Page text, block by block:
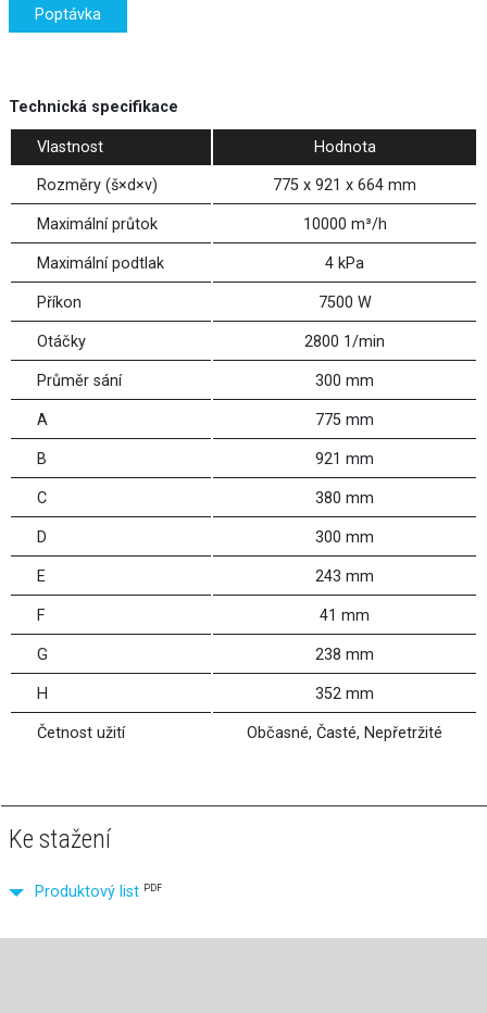
Poptávka
Technická specifikace
Vlastnost Hodnota
Rozměry (š×d×v) 775 x 921 x 664 mm
Maximální průtok 10000 m³/h
Maximální podtlak 4 kPa
Příkon 7500 W
Otáčky 2800 1/min
Průměr sání 300 mm
A 775 mm
B 921 mm
C 380 mm
D 300 mm
E 243 mm
F 41 mm
G 238 mm
H 352 mm
Četnost užití Občasné, Časté, Nepřetržité
Ke stažení
Produktový list PDF